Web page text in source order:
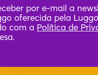
por e-mail a
oferecida pela
com a Política de